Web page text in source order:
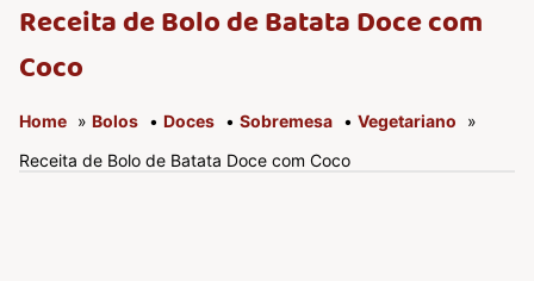
Receita de Bolo de Batata Doce com
Coco
Home » Bolos • Doces • Sobremesa • Vegetariano
»
Receita de Bolo de Batata Doce com Coco